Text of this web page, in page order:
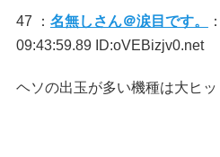
47 ： 名無しさん＠涙目です。
09:43:59.89 ID:oVEBizjv0.net
ヘソの出玉が多い機種は大ヒッ